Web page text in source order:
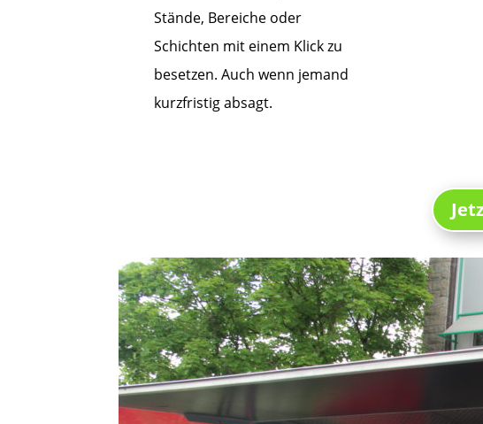
Stände, Bereiche oder
Schichten mit einem Klick zu
besetzen. Auch wenn jemand
kurzfristig absagt.